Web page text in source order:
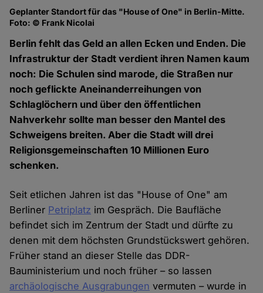
Geplanter Standort für das "House of One" in Berlin-Mitte.
Foto: © Frank Nicolai
Berlin fehlt das Geld an allen Ecken und Enden. Die
Infrastruktur der Stadt verdient ihren Namen kaum
noch: Die Schulen sind marode, die Straßen nur
noch geflickte Aneinanderreihungen von
Schlaglöchern und über den öffentlichen
Nahverkehr sollte man besser den Mantel des
Schweigens breiten. Aber die Stadt will drei
Religionsgemeinschaften 10 Millionen Euro
schenken.
Seit etlichen Jahren ist das "House of One" am
Berliner Petriplatz im Gespräch. Die Baufläche
befindet sich im Zentrum der Stadt und dürfte zu
denen mit dem höchsten Grundstückswert gehören.
Früher stand an dieser Stelle das DDR-
Bauministerium und noch früher – so lassen
archäologische Ausgrabungen vermuten – wurde in